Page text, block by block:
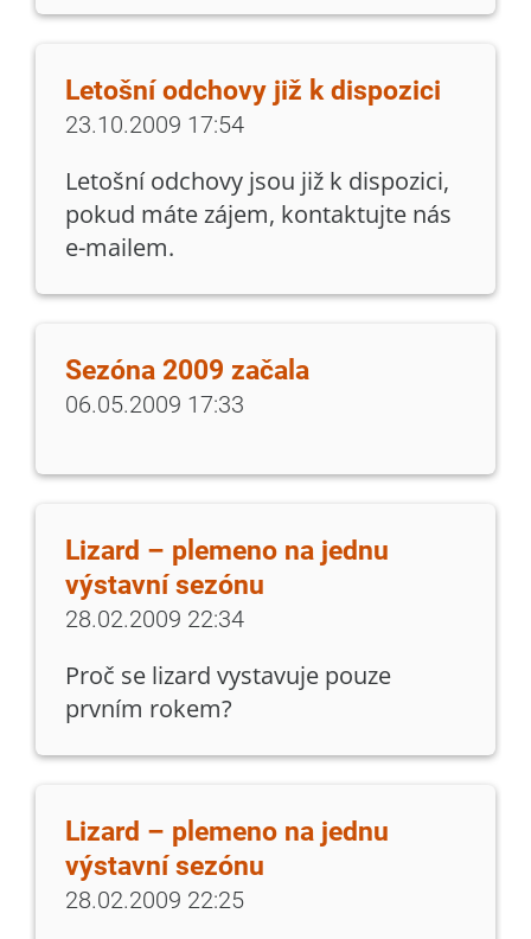
Letošní odchovy již k dispozici
23.10.2009 17:54
Letošní odchovy jsou již k dispozici,
pokud máte zájem, kontaktujte nás
e-mailem.
Sezóna 2009 začala
06.05.2009 17:33
Lizard – plemeno na jednu
výstavní sezónu
28.02.2009 22:34
Proč se lizard vystavuje pouze
prvním rokem?
Lizard – plemeno na jednu
výstavní sezónu
28.02.2009 22:25